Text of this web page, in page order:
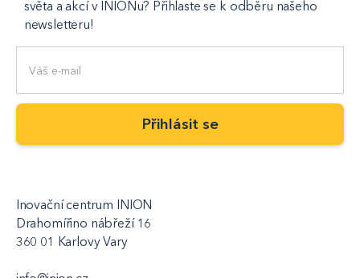
světa a akcí v INIONu? Přihlaste se k odběru našeho
newsletteru!
Inovační centrum INION
Drahomířino nábřeží 16
360 01 Karlovy Vary